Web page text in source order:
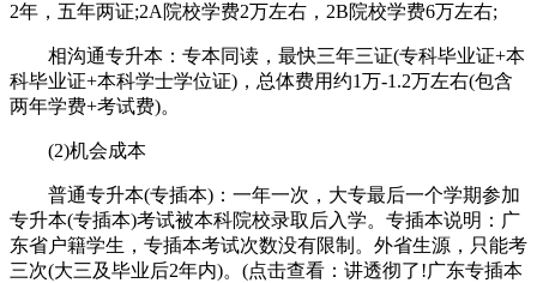
2年，五年两证;2A院校学费2万左右，2B院校学费6万左右;
相沟通专升本：专本同读，最快三年三证(专科毕业证+本
科毕业证+本科学士学位证)，总体费用约1万-1.2万左右(包含
两年学费+考试费)。
(2)机会成本
普通专升本(专插本)：一年一次，大专最后一个学期参加
专升本(专插本)考试被本科院校录取后入学。专插本说明：广
东省户籍学生，专插本考试次数没有限制。外省生源，只能考
三次(大三及毕业后2年内)。(点击查看：讲透彻了!广东专插本